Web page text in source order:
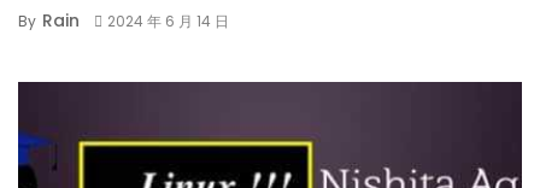
By Rain 2024 年 6 月 14 日